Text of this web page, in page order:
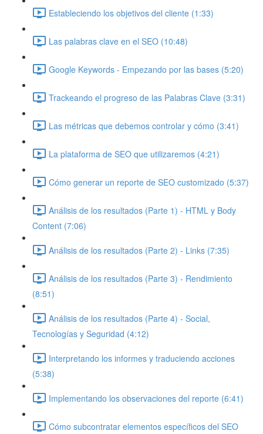
Estableciendo los objetivos del cliente (1:33)
Las palabras clave en el SEO (10:48)
Google Keywords - Empezando por las bases (5:20)
Trackeando el progreso de las Palabras Clave (3:31)
Las métricas que debemos controlar y cómo (3:41)
La plataforma de SEO que utilizaremos (4:21)
Cómo generar un reporte de SEO customizado (5:37)
Análisis de los resultados (Parte 1) - HTML y Body
Content (7:06)
Análisis de los resultados (Parte 2) - Links (7:35)
Análisis de los resultados (Parte 3) - Rendimiento
(8:51)
Análisis de los resultados (Parte 4) - Social,
Tecnologías y Seguridad (4:12)
Interpretando los informes y traduciendo acciones
(5:38)
Implementando los observaciones del reporte (6:41)
Cómo subcontratar elementos específicos del SEO